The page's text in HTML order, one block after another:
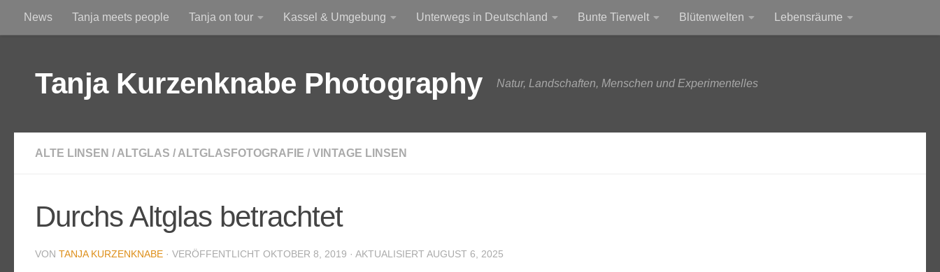
Zum Inhalt springen
News Tanja meets people Tanja on tour Kassel & Umgebung Unterwegs in Deutschland Bunte Tierwelt Blütenwelten Lebensräume
Tanja Kurzenknabe Photography Natur, Landschaften, Menschen und Experimentelles
ALTE LINSEN / ALTGLAS / ALTGLASFOTOGRAFIE / VINTAGE LINSEN
Durchs Altglas betrachtet
VON TANJA KURZENKNABE · VERÖFFENTLICHT OKTOBER 8, 2019 · AKTUALISIERT AUGUST 6, 2025